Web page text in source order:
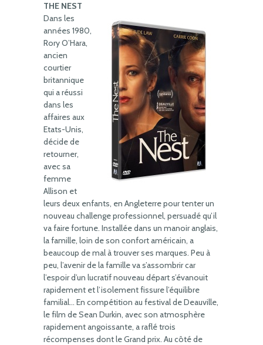
THE NEST
Dans les
années 1980,
Rory O’Hara,
ancien
courtier
britannique
qui a réussi
dans les
affaires aux
Etats-Unis,
décide de
retourner,
avec sa
femme
Allison et
leurs deux enfants, en Angleterre pour tenter un
nouveau challenge professionnel, persuadé qu’il
va faire fortune. Installée dans un manoir anglais,
la famille, loin de son confort américain, a
beaucoup de mal à trouver ses marques. Peu à
peu, l’avenir de la famille va s’assombrir car
l’espoir d’un lucratif nouveau départ s’évanouit
rapidement et l’isolement fissure l’équilibre
familial… En compétition au festival de Deauville,
le film de Sean Durkin, avec son atmosphère
rapidement angoissante, a raflé trois
récompenses dont le Grand prix. Au côté de